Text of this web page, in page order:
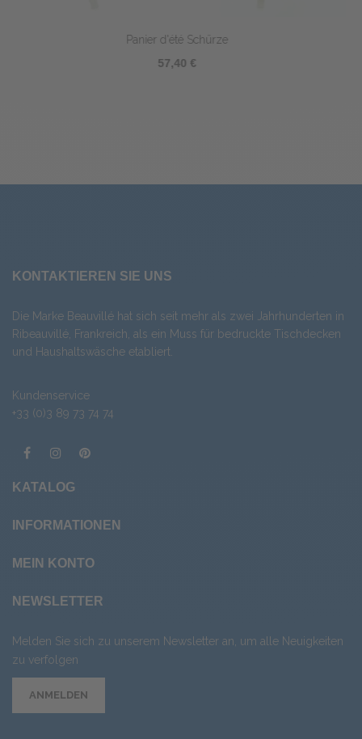
Citrons Schürze
KONTAKTIEREN SIE UNS
Die Marke Beauvillé hat sich seit mehr als zwei Jahrhunderten in
Ribeauvillé, Frankreich, als ein Muss für bedruckte Tischdecken
und Haushaltswäsche etabliert.
Kundenservice
+33 (0)3 89 73 74 74
KATALOG
INFORMATIONEN
MEIN KONTO
NEWSLETTER
Melden Sie sich zu unserem Newsletter an, um alle Neuigkeiten
zu verfolgen
ANMELDEN